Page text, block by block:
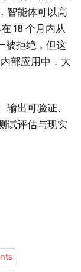
智能体可以高
18 个月内从
被拒绝，但这
部应用中，大
出可验证、
试评估与现实